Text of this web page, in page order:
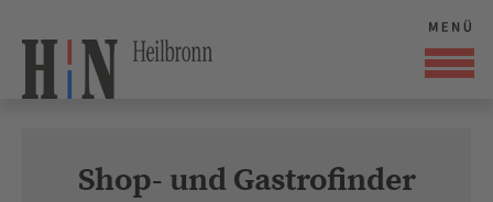
Shop- und Gastrofinder